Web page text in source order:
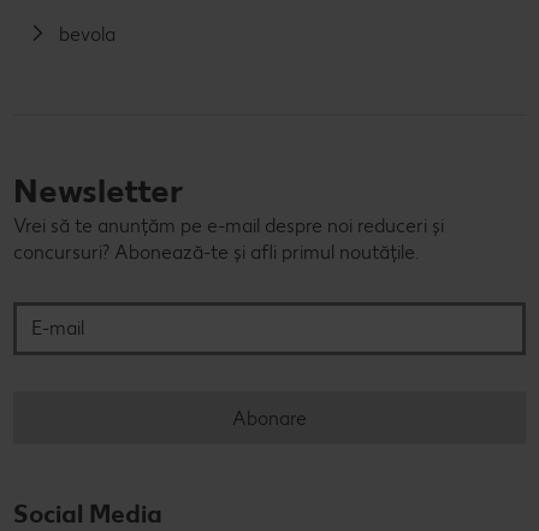
bevola
Newsletter
Vrei să te anunțăm pe e-mail despre noi reduceri și
concursuri? Abonează-te și afli primul noutățile.
Abonare
Social Media